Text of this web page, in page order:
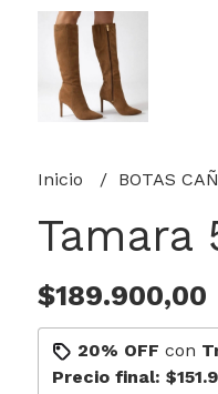
Inicio BOTAS
Tamara
$189.900,00
20% OFF con
Precio final: